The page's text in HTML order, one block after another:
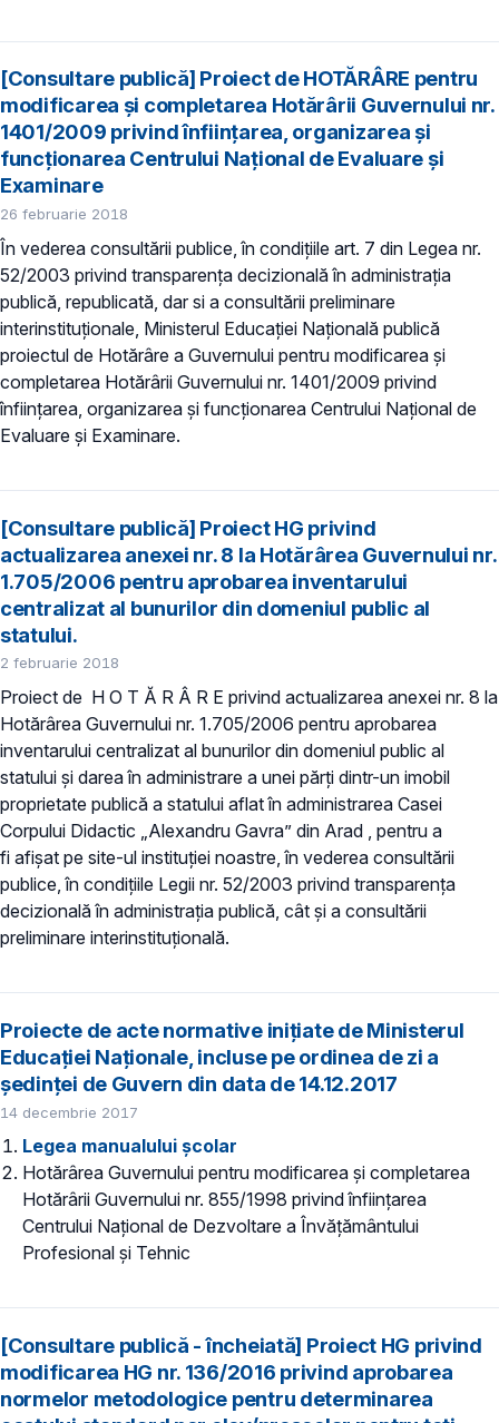
[Consultare publică] Proiect de HOTĂRÂRE pentru
modificarea şi completarea Hotărârii Guvernului nr.
1401/2009 privind înfiinţarea, organizarea şi
funcţionarea Centrului Naţional de Evaluare şi
Examinare
26 februarie 2018
În vederea consultării publice, în condiţiile art. 7 din Legea nr.
52/2003 privind transparenţa decizională în administraţia
publică, republicată, dar si a consultării preliminare
interinstituționale, Ministerul Educaţiei Naţională publică
proiectul de Hotărâre a Guvernului pentru modificarea şi
completarea Hotărârii Guvernului nr. 1401/2009 privind
înfiinţarea, organizarea şi funcţionarea Centrului Naţional de
Evaluare și Examinare.
[Consultare publică] Proiect HG privind
actualizarea anexei nr. 8 la Hotărârea Guvernului nr.
1.705/2006 pentru aprobarea inventarului
centralizat al bunurilor din domeniul public al
statului.
2 februarie 2018
Proiect de H O T Ă R Â R E privind actualizarea anexei nr. 8 la
Hotărârea Guvernului nr. 1.705/2006 pentru aprobarea
inventarului centralizat al bunurilor din domeniul public al
statului și darea în administrare a unei părți dintr-un imobil
proprietate publică a statului aflat în administrarea Casei
Corpului Didactic „Alexandru Gavra” din Arad , pentru a
fi afișat pe site-ul instituției noastre, în vederea consultării
publice, în condițiile Legii nr. 52/2003 privind transparența
decizională în administrația publică, cât și a consultării
preliminare interinstituțională.
Proiecte de acte normative inițiate de Ministerul
Educației Naționale, incluse pe ordinea de zi a
şedinţei de Guvern din data de 14.12.2017
14 decembrie 2017
Legea manualului școlar
Hotărârea Guvernului pentru modificarea şi completarea
Hotărârii Guvernului nr. 855/1998 privind înfiinţarea
Centrului Naţional de Dezvoltare a Învăţământului
Profesional şi Tehnic
[Consultare publică - încheiată] Proiect HG privind
modificarea HG nr. 136/2016 privind aprobarea
normelor metodologice pentru determinarea